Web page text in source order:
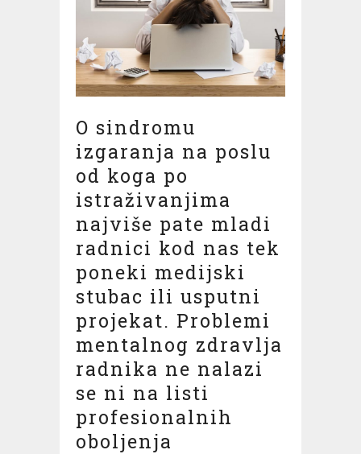
O sindromu
izgaranja na poslu
od koga po
istraživanjima
najviše pate mladi
radnici kod nas tek
poneki medijski
stubac ili usputni
projekat. Problemi
mentalnog zdravlja
radnika ne nalazi
se ni na listi
profesionalnih
oboljenja